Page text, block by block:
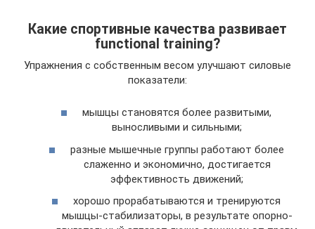
Какие спортивные качества развивает
functional training?
Упражнения с собственным весом улучшают силовые
показатели:
мышцы становятся более развитыми,
выносливыми и сильными;
разные мышечные группы работают более
слаженно и экономично, достигается
эффективность движений;
хорошо прорабатываются и тренируются
мышцы-стабилизаторы, в результате опорно-